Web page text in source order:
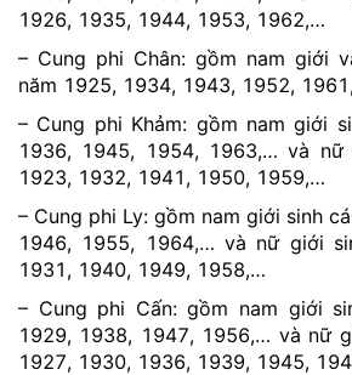
1926, 1935, 1944, 1953, 1962,…
– Cung phi Chân: gồm nam giới
năm 1925, 1934, 1943, 1952,
– Cung phi Khảm: gồm nam giới
1936, 1945, 1954, 1963,… và nữ
1923, 1932, 1941, 1950, 1959,…
– Cung phi Ly: gồm nam giới sinh
1946, 1955, 1964,… và nữ giới
1931, 1940, 1949, 1958,…
– Cung phi Cấn: gồm nam giới
1929, 1938, 1947, 1956,… và nữ
1927, 1930, 1936, 1939, 1945,